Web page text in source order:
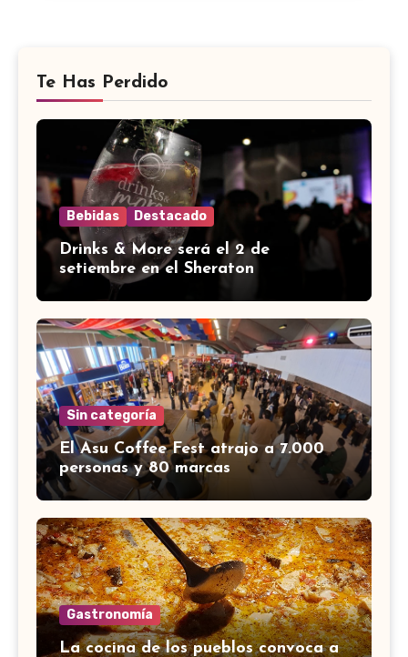
Te Has Perdido
Bebidas Destacado
Drinks & More será el 2 de
setiembre en el Sheraton
Sin categoría
El Asu Coffee Fest atrajo a 7.000
personas y 80 marcas
Gastronomía
La cocina de los pueblos convoca a